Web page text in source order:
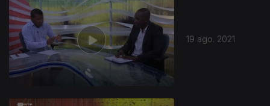
19 ago. 2021